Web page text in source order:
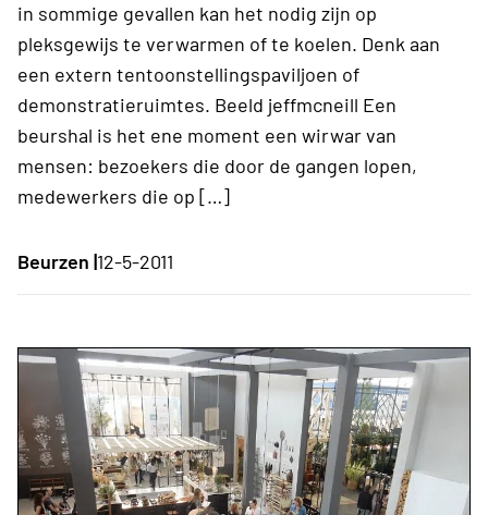
in sommige gevallen kan het nodig zijn op
pleksgewijs te verwarmen of te koelen. Denk aan
een extern tentoonstellingspaviljoen of
demonstratieruimtes. Beeld jeffmcneill Een
beurshal is het ene moment een wirwar van
mensen: bezoekers die door de gangen lopen,
medewerkers die op […]
Beurzen |12-5-2011